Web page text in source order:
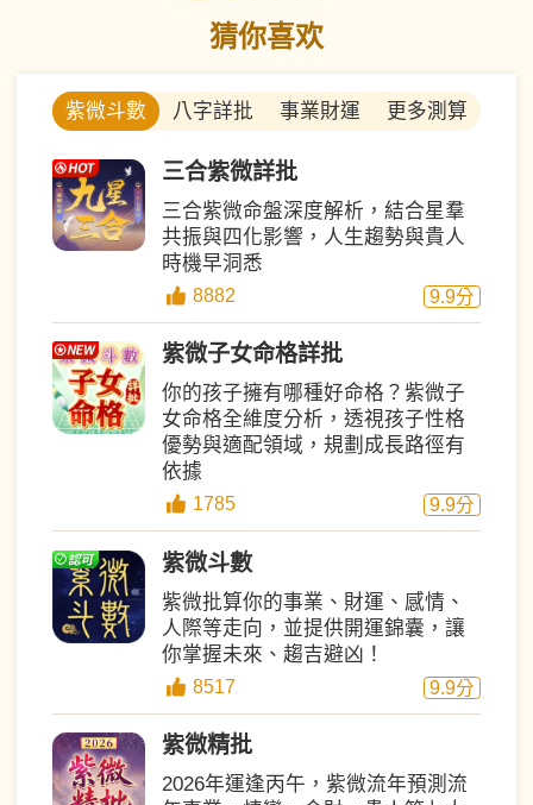
猜你喜欢
紫微斗數 八字詳批 事業財運 更多測算
三合紫微詳批
三合紫微命盤深度解析，結合星羣
共振與四化影響，人生趨勢與貴人
時機早洞悉
8882 9.9分
紫微子女命格詳批
你的孩子擁有哪種好命格？紫微子
女命格全維度分析，透視孩子性格
優勢與適配領域，規劃成長路徑有
依據
1785 9.9分
紫微斗數
紫微批算你的事業、財運、感情、
人際等走向，並提供開運錦囊，讓
你掌握未來、趨吉避凶！
8517 9.9分
紫微精批
2026年運逢丙午，紫微流年預測流